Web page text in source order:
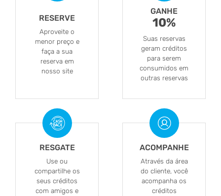
RESERVE
Aproveite o
menor preço e
faça a sua
reserva em
nosso site
GANHE
10%
Suas reservas
geram créditos
para serem
consumidos em
outras reservas
RESGATE
Use ou
compartilhe os
seus créditos
com amigos e
ACOMPANHE
Através da área
do cliente, você
acompanha os
créditos